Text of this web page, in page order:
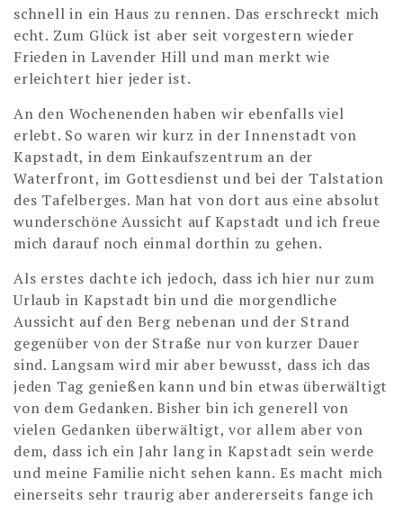
schnell in ein Haus zu rennen. Das erschreckt mich
echt. Zum Glück ist aber seit vorgestern wieder
Frieden in Lavender Hill und man merkt wie
erleichtert hier jeder ist.
An den Wochenenden haben wir ebenfalls viel
erlebt. So waren wir kurz in der Innenstadt von
Kapstadt, in dem Einkaufszentrum an der
Waterfront, im Gottesdienst und bei der Talstation
des Tafelberges. Man hat von dort aus eine absolut
wunderschöne Aussicht auf Kapstadt und ich freue
mich darauf noch einmal dorthin zu gehen.
Als erstes dachte ich jedoch, dass ich hier nur zum
Urlaub in Kapstadt bin und die morgendliche
Aussicht auf den Berg nebenan und der Strand
gegenüber von der Straße nur von kurzer Dauer
sind. Langsam wird mir aber bewusst, dass ich das
jeden Tag genießen kann und bin etwas überwältigt
von dem Gedanken. Bisher bin ich generell von
vielen Gedanken überwältigt, vor allem aber von
dem, dass ich ein Jahr lang in Kapstadt sein werde
und meine Familie nicht sehen kann. Es macht mich
einerseits sehr traurig aber andererseits fange ich